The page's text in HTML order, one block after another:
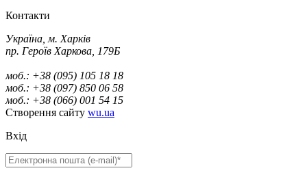
Контакти
Україна, м. Харків
пр. Героїв Харкова, 179Б
моб.: +38 (095) 105 18 18
моб.: +38 (097) 850 06 58
моб.: +38 (066) 001 54 15
Створення сайту wu.ua
Вхід